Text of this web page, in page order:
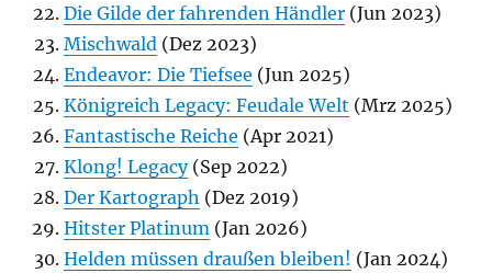
Die Gilde der fahrenden Händler (Jun 2023)
Mischwald (Dez 2023)
Endeavor: Die Tiefsee (Jun 2025)
Königreich Legacy: Feudale Welt (Mrz 2025)
Fantastische Reiche (Apr 2021)
Klong! Legacy(Sep 2022)
Der Kartograph (Dez 2019)
Hitster Platinum (Jan 2026)
Helden müssen draußen bleiben! (Jan 2024)